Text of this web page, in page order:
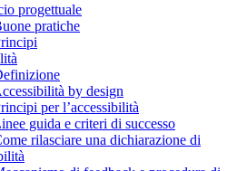
progettuale
pratiche
by design
per l’accessibilità
guida e criteri di successo
rilasciare una dichiarazione di